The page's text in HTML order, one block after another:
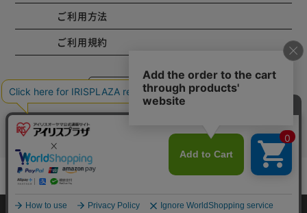
在庫切れ mail_outline入荷したらメールでお知らせ
ご利用方法
ご利用規約
コーポレートサイト
Copyright © 2001 IRISPLAZA. ALL Rights Reserved.